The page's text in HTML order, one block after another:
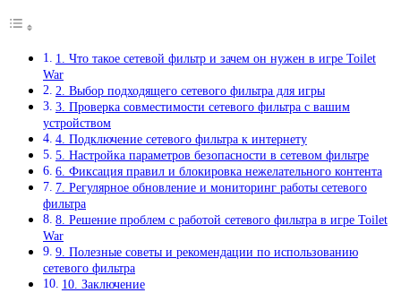
1. Что такое сетевой фильтр и зачем он нужен в игре Toilet
War
2. Выбор подходящего сетевого фильтра для игры
3. Проверка совместимости сетевого фильтра с вашим
устройством
4. Подключение сетевого фильтра к интернету
5. Настройка параметров безопасности в сетевом фильтре
6. Фиксация правил и блокировка нежелательного контента
7. Регулярное обновление и мониторинг работы сетевого
фильтра
8. Решение проблем с работой сетевого фильтра в игре Toilet
War
9. Полезные советы и рекомендации по использованию
сетевого фильтра
10. Заключение